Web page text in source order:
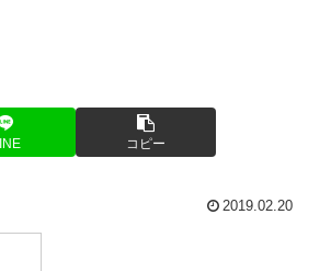
コピー
2019.02.20